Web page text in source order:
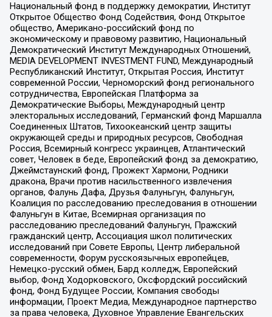
Национальный фонд в поддержку демократии, Институт
Открытое Общество Фонд Содействия, Фонд Открытое
общество, Американо-российский фонд по
экономическому и правовому развитию, Национальный
Демократический Институт Международных Отношений,
MEDIA DEVELOPMENT INVESTMENT FUND, Международный
Республиканский Институт, Открытая Россия, Институт
современной России, Черноморский фонд регионального
сотрудничества, Европейская Платформа за
Демократические Выборы, Международный центр
электоральных исследований, Германский фонд Маршалла
Соединенных Штатов, Тихоокеанский центр защиты
окружающей среды и природных ресурсов, Свободная
Россия, Всемирный конгресс украинцев, Атлантический
совет, Человек в беде, Европейский фонд за демократию,
Джеймстаунский фонд, Прожект Хармони, Родники
дракона, Врачи против насильственного извлечения
органов, Фалунь Дафа, Друзья Фалуньгун, Фалуньгун,
Коалиция по расследованию преследования в отношении
Фалуньгун в Китае, Всемирная организация по
расследованию преследований Фалуньгун, Пражский
гражданский центр, Ассоциация школ политических
исследований при Совете Европы, Центр либеральной
современности, Форум русскоязычных европейцев,
Немецко-русский обмен, Бард колледж, Европейский
выбор, Фонд Ходорковского, Оксфордский российский
фонд, Фонд Будущее России, Компания свободы
информации, Проект Медиа, Международное партнерство
за права человека, Духовное Управление Евангельских